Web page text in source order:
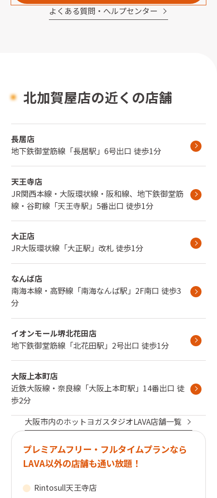
よくある質問・へルプセンター
北加賀屋店の近くの店舗
長居店
地下鉄御堂筋線「長居駅」 6号出口 徒歩1分
天王寺店
JR関西本線・大阪環状線・阪和線、地下鉄御堂筋
線・谷町線「天王寺駅 」 5番出口 徒歩1分
大正店
JR大阪環状線「大正駅」 改札 徒歩1分
なんば店
南海本線・高野線「南海なんば駅」 2F南口 徒歩3
分
イオンモール堺北花田店
地下鉄御堂筋線「北花田駅」 2号出口 徒歩1分
大阪上本町店
近鉄大阪線・奈良線「大阪上本町駅 」 14番出口 徒
歩2分
大阪市内のホットヨガスタジオLAVA店舗一覧
プレミアムフリー・フルタイムプランなら
LAVA以外の店舗も通い放題！
Rintosull天王寺店